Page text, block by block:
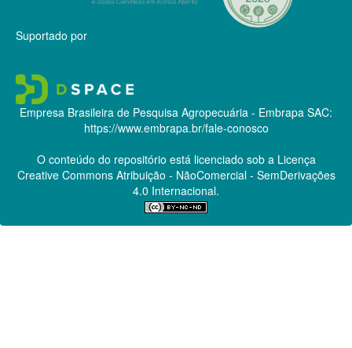
Suportado por
Empresa Brasileira de Pesquisa Agropecuária - Embrapa SAC:
https://www.embrapa.br/fale-conosco
O conteúdo do repositório está licenciado sob a Licença
Creative CommonsAtribuição - NãoComercial - SemDerivações
4.0 Internacional.